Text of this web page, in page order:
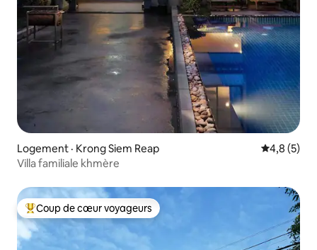
Logement · Krong Siem Reap Note
4,8 (5)
Villa familiale khmère
Coup de cœur voyageurs parmi les plus aimés
Coup de cœur voyageurs